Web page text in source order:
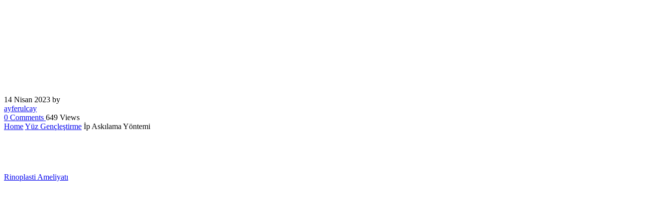
ayferulcay
0 Comments 649 Views
HomeYüz Gençleştirme İp Askılama Yöntemi
Rinoplasti Ameliyatı